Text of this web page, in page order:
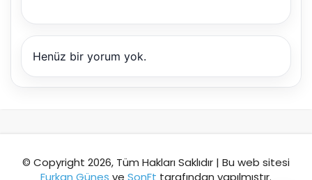
Henüz bir yorum yok.
© Copyright 2026, Tüm Hakları Saklıdır | Bu web sitesi
Furkan Güneş ve SonFt tarafından yapılmıştır.
🏛️ Tarihi 🌿 Doğa 👨‍👩‍👧 Aile/Çocuk
🍽️ Lezzet ⚡ Kısa